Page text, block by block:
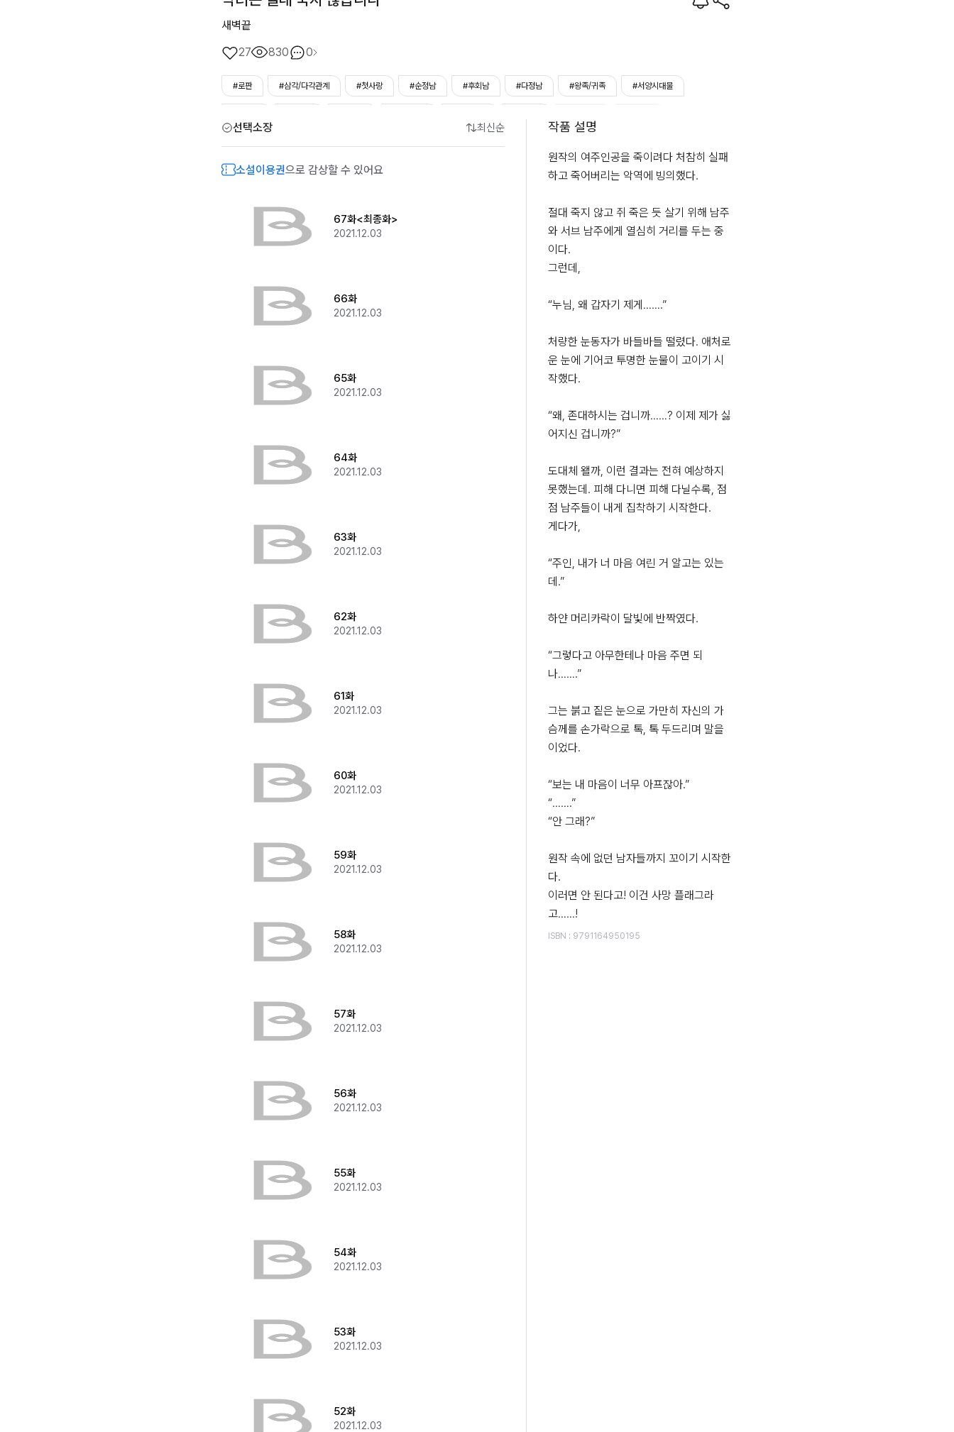
새벽끝
27
830 0
#로판 #삼각/다각관계 #첫사랑 #순정남 #후회남 #다정남 #왕족/귀족 #서양시대물
선택소장 최신순
소설이용권으로 감상할 수 있어요
67화<최종화>
2021.12.03
66화
2021.12.03
65화
2021.12.03
64화
2021.12.03
63화
2021.12.03
62화
2021.12.03
61화
2021.12.03
60화
2021.12.03
59화
2021.12.03
58화
2021.12.03
57화
2021.12.03
56화
2021.12.03
55화
2021.12.03
54화
2021.12.03
53화
2021.12.03
52화
2021.12.03
작품 설명
원작의 여주인공을 죽이려다 처참히 실패
하고 죽어버리는 악역에 빙의했다.
절대 죽지 않고 쥐 죽은 듯 살기 위해 남주
와 서브 남주에게 열심히 거리를 두는 중
이다.
그런데,
“누님, 왜 갑자기 제게…….”
처량한 눈동자가 바들바들 떨렸다. 애처로
운 눈에 기어코 투명한 눈물이 고이기 시
작했다.
“왜, 존대하시는 겁니까……? 이제 제가 싫
어지신 겁니까?”
도대체 왤까, 이런 결과는 전혀 예상하지
못했는데. 피해 다니면 피해 다닐수록, 점
점 남주들이 내게 집착하기 시작한다.
게다가,
“주인, 내가 너 마음 여린 거 알고는 있는
데.”
하얀 머리카락이 달빛에 반짝였다.
“그렇다고 아무한테나 마음 주면 되
나…….”
그는 붉고 짙은 눈으로 가만히 자신의 가
슴께를 손가락으로 톡, 톡 두드리며 말을
이었다.
“보는 내 마음이 너무 아프잖아.”
“…….”
“안 그래?”
원작 속에 없던 남자들까지 꼬이기 시작한
다.
이러면 안 된다고! 이건 사망 플래그라
고……!
ISBN : 9791164950195